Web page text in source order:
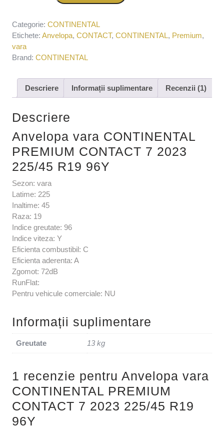
Categorie: CONTINENTAL
Etichete: Anvelopa, CONTACT, CONTINENTAL, Premium,
vara
Brand: CONTINENTAL
Descriere Informații suplimentare Recenzii (1)
Descriere
Anvelopa vara CONTINENTAL
PREMIUM CONTACT 7 2023
225/45 R19 96Y
Sezon: vara
Latime: 225
Inaltime: 45
Raza: 19
Indice greutate: 96
Indice viteza: Y
Eficienta combustibil: C
Eficienta aderenta: A
Zgomot: 72dB
RunFlat:
Pentru vehicule comerciale: NU
Informații suplimentare
Greutate 13 kg
1 recenzie pentru Anvelopa vara
CONTINENTAL PREMIUM
CONTACT 7 2023 225/45 R19
96Y